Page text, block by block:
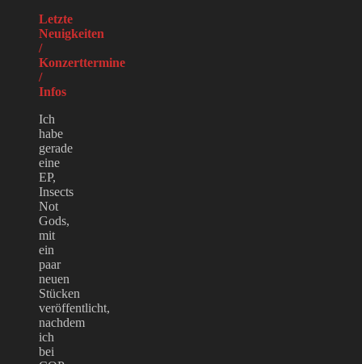
Letzte
Neuigkeiten
/
Konzerttermine
/
Infos
Ich
habe
gerade
eine
EP,
Insects
Not
Gods,
mit
ein
paar
neuen
Stücken
veröffentlicht,
nachdem
ich
bei